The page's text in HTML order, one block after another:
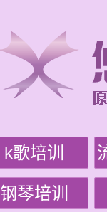
k歌培训
钢琴培训